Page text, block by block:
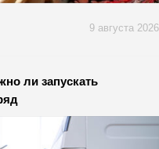
9 августа 2026
ли запускать